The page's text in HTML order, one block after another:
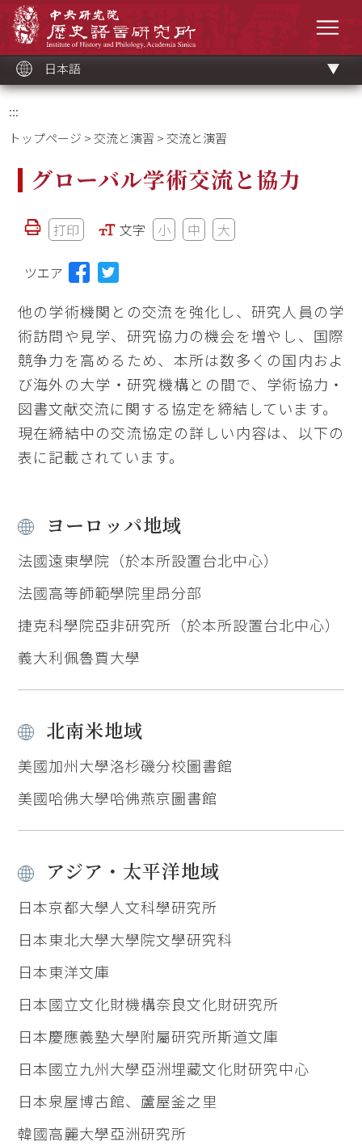
ッ
ク
日本語
:::
トップページ > 交流と演習 > 交流と演習
グローバル学術交流と協力
打印 文字 小 中 大
ツエア
他の学術機関との交流を強化し、研究人員の学
術訪問や見学、研究協力の機会を増やし、国際
競争力を高めるため、本所は数多くの国内およ
び海外の大学・研究機構との間で、学術協力・
図書文献交流に関する協定を締結しています。
現在締結中の交流協定の詳しい内容は、以下の
表に記載されています。
ヨーロッパ地域
法國遠東學院（於本所設置台北中心）
法國高等師範學院里昂分部
捷克科學院亞非研究所（於本所設置台北中心）
義大利佩魯賈大學
北南米地域
美國加州大學洛杉磯分校圖書館
美國哈佛大學哈佛燕京圖書館
アジア・太平洋地域
日本京都大學人文科學研究所
日本東北大學大學院文學研究科
日本東洋文庫
日本國立文化財機構奈良文化財研究所
日本慶應義塾大學附屬研究所斯道文庫
日本國立九州大學亞洲埋藏文化財研究中心
日本泉屋博古館、蘆屋釜之里
韓國高麗大學亞洲研究所